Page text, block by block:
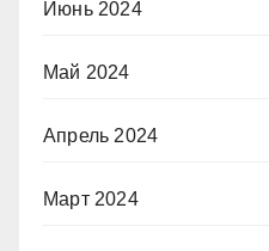
Июнь 2024
Май 2024
Апрель 2024
Март 2024